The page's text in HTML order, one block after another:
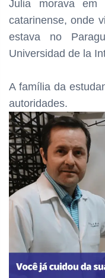
Julia morava em
catarinense, onde
estava no
Universidad de la
A família da
autoridades.